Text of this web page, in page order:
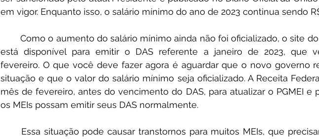
em vigor. Enquanto isso, o salário mínimo do ano de 2023 continua sendo
	Como o aumento do salário mínimo ainda não foi oficializado, o site do PGMEI não
está disponível para emitir o DAS referente a janeiro de 2023, que
fevereiro. O que você deve fazer agora é aguardar que o novo governo
situação e que o valor do salário mínimo seja oficializado. A Receita
mês de fevereiro, antes do vencimento do DAS, para atualizar o PGMEI e
os MEIs possam emitir seus DAS normalmente.